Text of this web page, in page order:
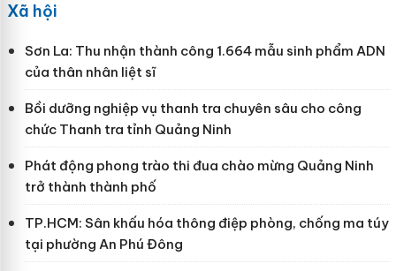
Xã hội
Sơn La: Thu nhận thành công 1.664 mẫu sinh phẩm ADN
của thân nhân liệt sĩ
Bồi dưỡng nghiệp vụ thanh tra chuyên sâu cho công
chức Thanh tra tỉnh Quảng Ninh
Phát động phong trào thi đua chào mừng Quảng Ninh
trở thành thành phố
TP.HCM: Sân khấu hóa thông điệp phòng, chống ma túy
tại phường An Phú Đông